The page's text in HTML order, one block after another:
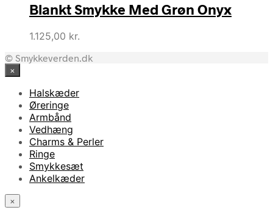
Blankt Smykke Med Grøn Onyx
1.125,00 kr.
© Smykkeverden.dk
×
Halskæder
Øreringe
Armbånd
Vedhæng
Charms & Perler
Ringe
Smykkesæt
Ankelkæder
×